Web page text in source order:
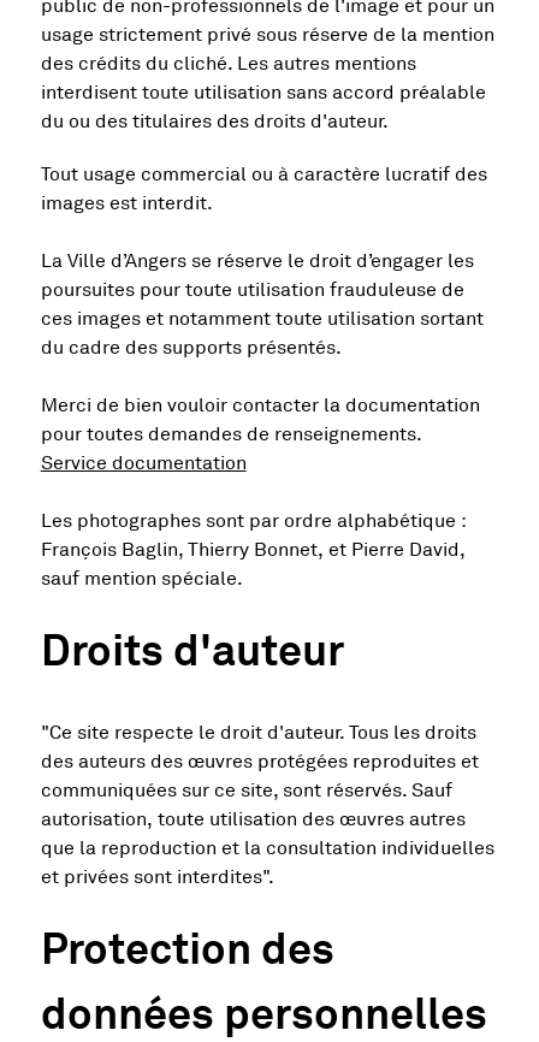
public de non-professionnels de l'image et pour un
usage strictement privé sous réserve de la mention
des crédits du cliché. Les autres mentions
interdisent toute utilisation sans accord préalable
du ou des titulaires des droits d'auteur.
Tout usage commercial ou à caractère lucratif des
images est interdit.
La Ville d’Angers se réserve le droit d’engager les
poursuites pour toute utilisation frauduleuse de
ces images et notamment toute utilisation sortant
du cadre des supports présentés.
Merci de bien vouloir contacter la documentation
pour toutes demandes de renseignements.
Service documentation
Les photographes sont par ordre alphabétique :
François Baglin, Thierry Bonnet, et Pierre David,
sauf mention spéciale.
Droits d'auteur
"Ce site respecte le droit d'auteur. Tous les droits
des auteurs des œuvres protégées reproduites et
communiquées sur ce site, sont réservés. Sauf
autorisation, toute utilisation des œuvres autres
que la reproduction et la consultation individuelles
et privées sont interdites".
Protection des
données personnelles